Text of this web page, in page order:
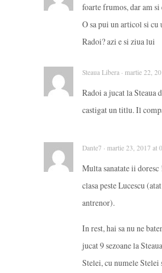
foarte frumos, dar am
O sa pui un articol si
Radoi? azi e si ziua lui
Steaua Libera · martie 22,
Radoi a jucat la Steaua
castigat un titlu. Il
Dante7 · martie 23, 2017 at
Multa sanatate ii
clasa peste Lucescu
antrenor).
In rest, hai sa nu ne
jucat 9 sezoane la
Stelei, cu numele Stelei